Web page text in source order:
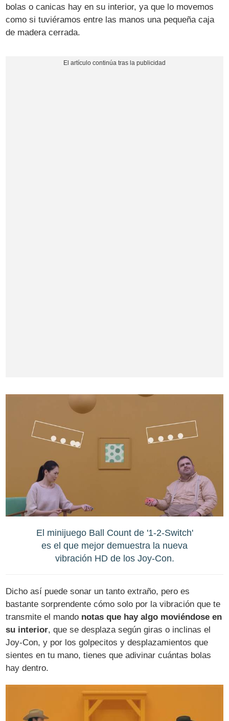
bolas o canicas hay en su interior, ya que lo movemos
como si tuviéramos entre las manos una pequeña caja
de madera cerrada.
El minijuego Ball Count de '1-2-Switch'
es el que mejor demuestra la nueva
vibración HD de los Joy-Con.
Dicho así puede sonar un tanto extraño, pero es
bastante sorprendente cómo solo por la vibración que te
transmite el mando notas que hay algo moviéndose en
su interior, que se desplaza según giras o inclinas el
Joy-Con, y por los golpecitos y desplazamientos que
sientes en tu mano, tienes que adivinar cuántas bolas
hay dentro.